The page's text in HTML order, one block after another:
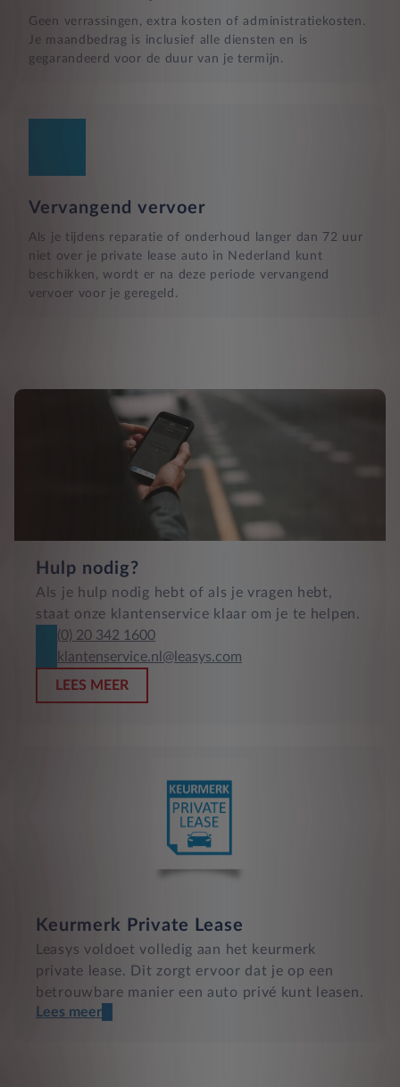
Geen verrassingen, extra kosten of administratiekosten.
Je maandbedrag is inclusief alle diensten en is
gegarandeerd voor de duur van je termijn.
Vervangend vervoer
Als je tijdens reparatie of onderhoud langer dan 72 uur
niet over je private lease auto in Nederland kunt
beschikken, wordt er na deze periode vervangend
vervoer voor je geregeld.
Hulp nodig?
Als je hulp nodig hebt of als je vragen hebt,
staat onze klantenservice klaar om je te helpen.
(0) 20 342 1600
klantenservice.nl@leasys.com
LEES MEER
Keurmerk Private Lease
Leasys voldoet volledig aan het keurmerk
private lease. Dit zorgt ervoor dat je op een
betrouwbare manier een auto privé kunt leasen.
Lees meer